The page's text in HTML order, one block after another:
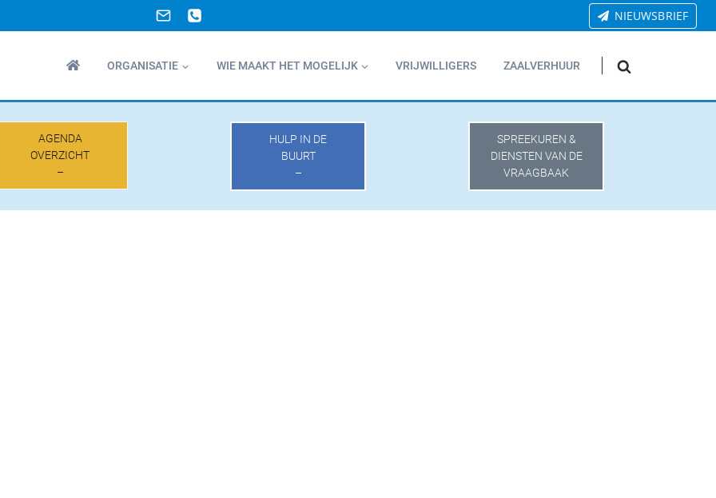
NIEUWSBRIEF
ORGANISATIE WIE MAAKT HET MOGELIJK VRIJWILLIGERS ZAALVERHUUR
AGENDA
OVERZICHT
–
HULP IN DE
BUURT
–
SPREEKUREN &
DIENSTEN VAN DE
VRAAGBAAK